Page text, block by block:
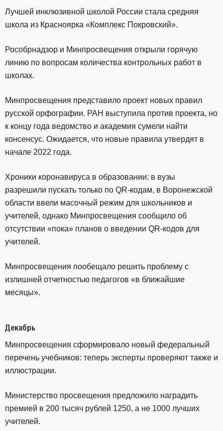
Лучшей инклюзивной школой России стала средняя
школа из Красноярка «Комплекс Покровский».
Рособрнадзор и Минпросвещения открыли горячую
линию по вопросам количества контрольных работ в
школах.
Минпросвещения представило проект новых правил
русской орфографии. РАН выступила против проекта, но
к концу года ведомство и академия сумели найти
консенсус. Ожидается, что новые правила утвердят в
начале 2022 года.
Хроники коронавируса в образовании: в вузы
разрешили пускать только по QR-кодам, в Воронежской
области ввели масочный режим для школьников и
учителей, однако Минпросвещения сообщило об
отсутствии «пока» планов о введении QR-кодов для
учителей.
Минпросвещения пообещало решить проблему с
излишней отчетностью педагогов «в ближайшие
месяцы».
Декабрь
Минпросвещения сформировало новый федеральный
перечень учебников: теперь эксперты проверяют также и
иллюстрации.
Министерство просвещения предложило наградить
премией в 200 тысяч рублей 1250, а не 1000 лучших
учителей.